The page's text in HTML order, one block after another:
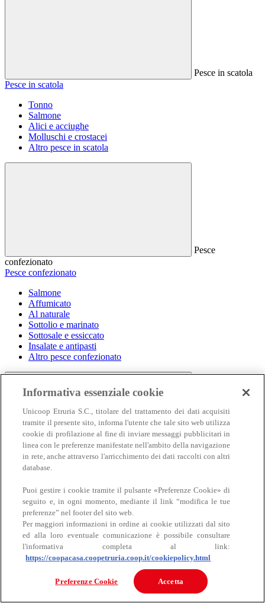
Pesce in scatola
Pesce in scatola
Tonno
Salmone
Alici e acciughe
Molluschi e crostacei
Altro pesce in scatola
Pesce
confezionato
Pesce confezionato
Salmone
Affumicato
Al naturale
Sottolio e marinato
Sottosale e essiccato
Insalate e antipasti
Altro pesce confezionato
Carne
Carne
Informativa essenziale cookie
Unicoop Etruria S.C., titolare del trattamento dei dati acquisiti
tramite il presente sito, informa l'utente che tale sito web utilizza
cookie di profilazione al fine di inviare messaggi pubblicitari in
linea con le preferenze manifestate nell'ambito della navigazione
in rete, anche attraverso l'arricchimento dei dati raccolti con altri
database.
Puoi gestire i cookie tramite il pulsante «Preferenze Cookie» di
seguito e, in ogni momento, mediante il link “modifica le tue
preferenze” nel footer del sito web.
Per maggiori informazioni in ordine ai cookie utilizzati dal sito
ed alla loro eventuale comunicazione è possibile consultare
l'informativa completa al link:
https://coopacasa.coopetruria.coop.it/cookiepolicy.html
Preferenze Cookie Accetta